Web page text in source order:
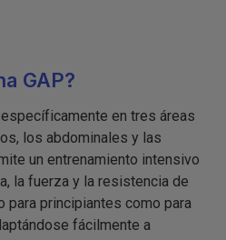
GAP?
en tres áreas
los abdominales y las
un entrenamiento intensivo
la fuerza y la resistencia de
para principiantes como para
fácilmente a